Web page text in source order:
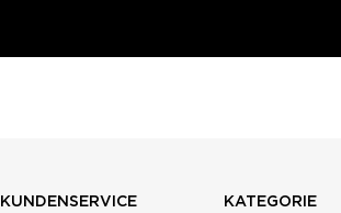
KUNDENSERVICE KATEGORIE